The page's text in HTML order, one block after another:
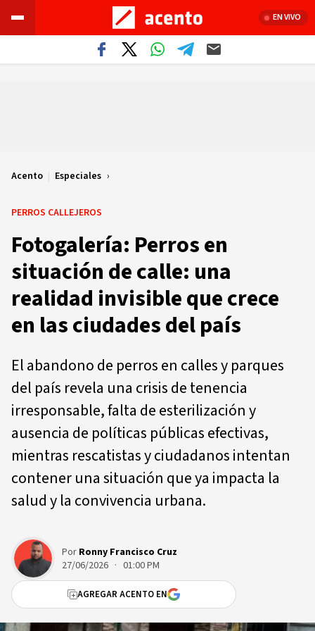
EN VIVO
Acento | Especiales
PERROS CALLEJEROS
Fotogalería: Perros en
situación de calle: una
realidad invisible que crece
en las ciudades del país
El abandono de perros en calles y parques
del país revela una crisis de tenencia
irresponsable, falta de esterilización y
ausencia de políticas públicas efectivas,
mientras rescatistas y ciudadanos intentan
contener una situación que ya impacta la
salud y la convivencia urbana.
Por Ronny Francisco Cruz
27/06/2026 · 01:00 PM
AGREGAR ACENTO EN